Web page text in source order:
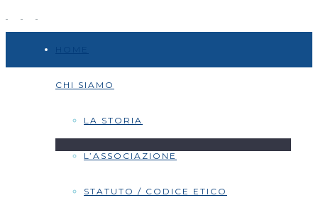
CHI SIAMO
LA STORIA
L’ASSOCIAZIONE
STATUTO / CODICE ETICO